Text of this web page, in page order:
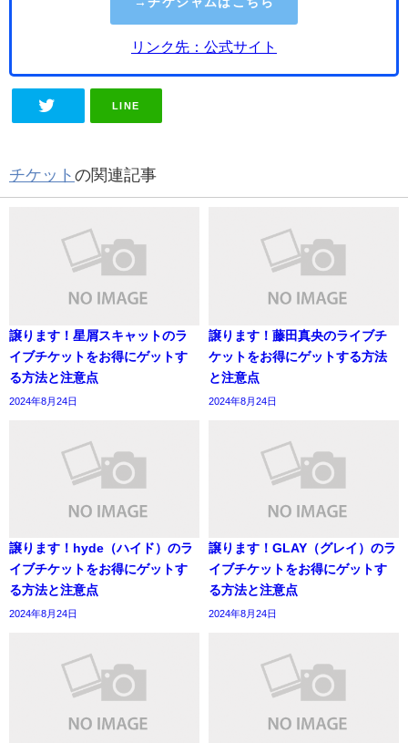
リンク先：公式サイト
LINE
チケット の関連記事
譲ります！星屑スキャットのラ
イブチケットをお得にゲットす
る方法と注意点
2024年8月24日
譲ります！藤田真央のライブチ
ケットをお得にゲットする方法
と注意点
2024年8月24日
譲ります！hyde（ハイド）のラ
イブチケットをお得にゲットす
る方法と注意点
2024年8月24日
譲ります！GLAY（グレイ）のラ
イブチケットをお得にゲットす
る方法と注意点
2024年8月24日